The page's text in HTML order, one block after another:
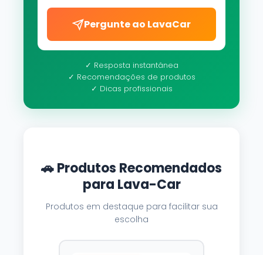
Pergunte ao LavaCar
✓ Resposta instantânea
✓ Recomendações de produtos
✓ Dicas profissionais
🚗 Produtos Recomendados
para Lava-Car
Produtos em destaque para facilitar sua
escolha